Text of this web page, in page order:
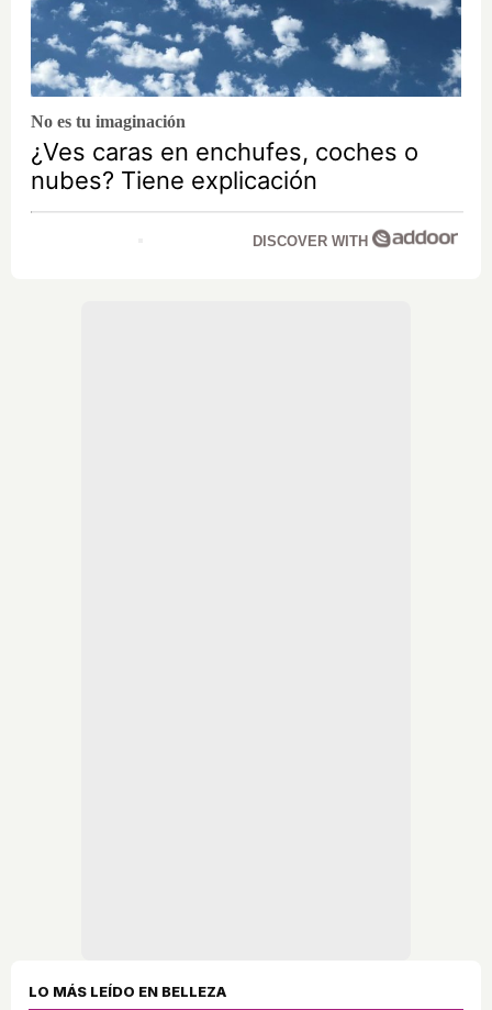
No es tu imaginación
¿Ves caras en enchufes, coches o
nubes? Tiene explicación
DISCOVER WITH
LO MÁS LEÍDO EN BELLEZA